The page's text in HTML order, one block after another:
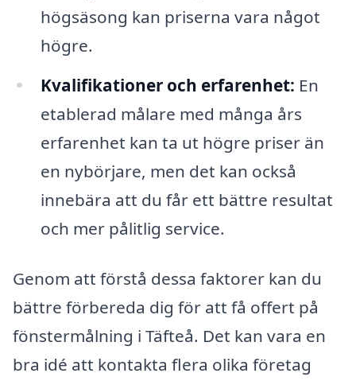
högsäsong kan priserna vara något
högre.
Kvalifikationer och erfarenhet: En
etablerad målare med många års
erfarenhet kan ta ut högre priser än
en nybörjare, men det kan också
innebära att du får ett bättre resultat
och mer pålitlig service.
Genom att förstå dessa faktorer kan du
bättre förbereda dig för att få offert på
fönstermålning i Täfteå. Det kan vara en
bra idé att kontakta flera olika företag